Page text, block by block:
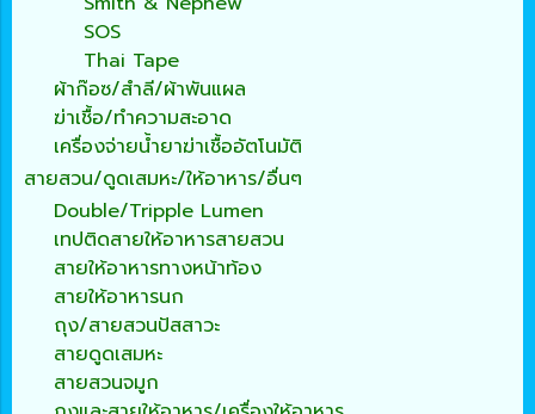
SOS
Thai Tape
ผ้าก๊อซ/สำลี/ผ้าพันแผล
ฆ่าเชื้อ/ทำความสะอาด
เครื่องจ่ายน้ำยาฆ่าเชื้ออัตโนมัติ
สายสวน/ดูดเสมหะ/ให้อาหาร/อื่นๆ
Double/Tripple Lumen
เทปติดสายให้อาหารสายสวน
สายให้อาหารทางหน้าท้อง
สายให้อาหารนก
ถุง/สายสวนปัสสาวะ
สายดูดเสมหะ
สายสวนจมูก